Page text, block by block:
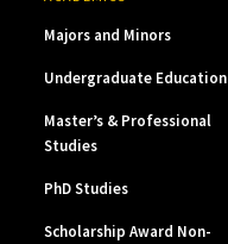
Majors and Minors
Undergraduate Education
Master’s & Professional
Studies
PhD Studies
Scholarship Award Non-